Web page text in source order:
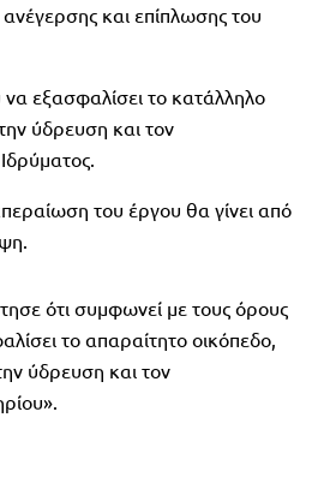
και επίπλωσης του
εξασφαλίσει το κατάλληλο
ύδρευση και τον
του έργου θα γίνει από
ότι συμφωνεί με τους όρους
το απαραίτητο οικόπεδο,
ύδρευση και τον